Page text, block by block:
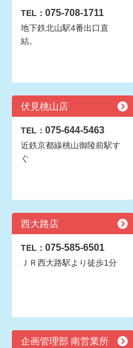
TEL： 075-708-1711
地下鉄北山駅4番出口直
結。
伏見桃山店
TEL： 075-644-5463
近鉄京都線桃山御陵前駅す
ぐ
西大路店
TEL： 075-585-6501
ＪＲ西大路駅より徒歩1分
企画管理部 南営業所